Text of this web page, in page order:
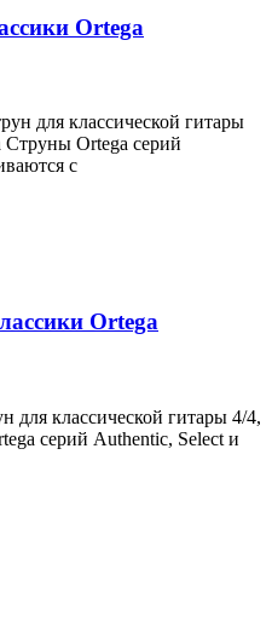
Ortega
для классической гитары
Струны Ortega серий
с
Ortega
для классической гитары 4/4,
серий Authentic, Select и